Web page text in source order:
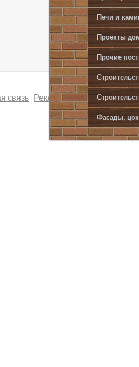
Печи и
Проекты
Прочие
Фасады,
связь Рекламодателям Поиск